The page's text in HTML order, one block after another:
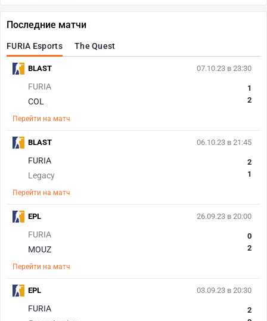
Последние матчи
FURIA Esports The Quest
07.10.23 в 23:30
FURIA
COL
1
2
Перейти на матч
BLAST
06.10.23 в 21:45
FURIA
Legacy
2
1
Перейти на матч
BLAST
26.09.23 в 20:00
FURIA
MOUZ
0
2
Перейти на матч
EPL
03.09.23 в 20:30
FURIA
2
EPL